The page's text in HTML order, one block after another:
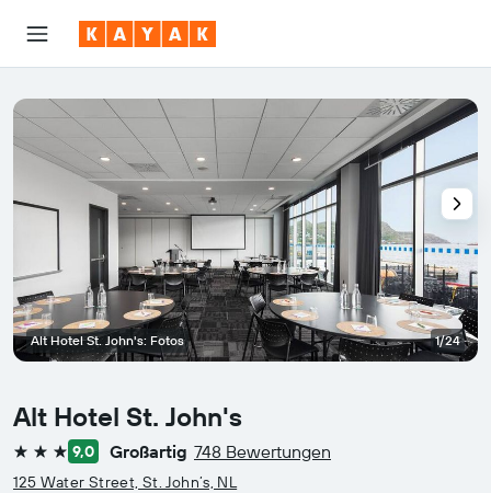
Alt Hotel St. John's
3 Sterne9,0 Großartig 748 Bewertungen
125 Water Street, St. John’s, NL
Alt Hotel St. John's: Fotos 1/24